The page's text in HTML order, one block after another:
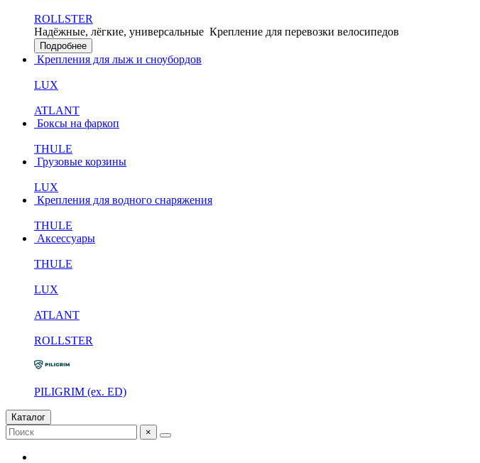
ROLLSTER
Надёжные, лёгкие, универсальные Крепление для перевозки велосипедов
Подробнее
Крепления для лыж и сноубордов
LUX
ATLANT
Боксы на фаркоп
THULE
Грузовые корзины
LUX
Крепления для водного снаряжения
THULE
Аксессуары
THULE
LUX
ATLANT
ROLLSTER
PILIGRIM (ex. ED)
Каталог
×